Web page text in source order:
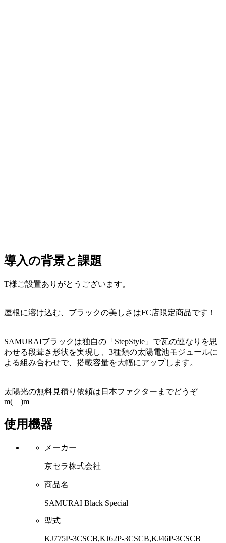
導入の背景と課題
T様ご設置ありがとうございます。
屋根に溶け込む、ブラックの美しさはFC店限定商品です！
SAMURAIブラックは独自の「StepStyle」で瓦の連なりを思
わせる段葺き形状を実現し、3種類の太陽電池モジュールに
よる組み合わせで、搭載容量を大幅にアップします。
太陽光の無料見積り依頼は日本ファクターまでどうぞ
m(__)m
使用機器
メーカー
京セラ株式会社
商品名
SAMURAI Black Special
型式
KJ775P-3CSCB,KJ62P-3CSCB,KJ46P-3CSCB